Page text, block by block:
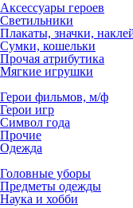
Аксессуары героев
Светильники
Плакаты, значки,
Сумки, кошельки
Прочая атрибутика
Мягкие игрушки
Герои фильмов, м/ф
Герои игр
Символ года
Прочие
Одежда
Головные уборы
Предметы одежды
Наука и хобби